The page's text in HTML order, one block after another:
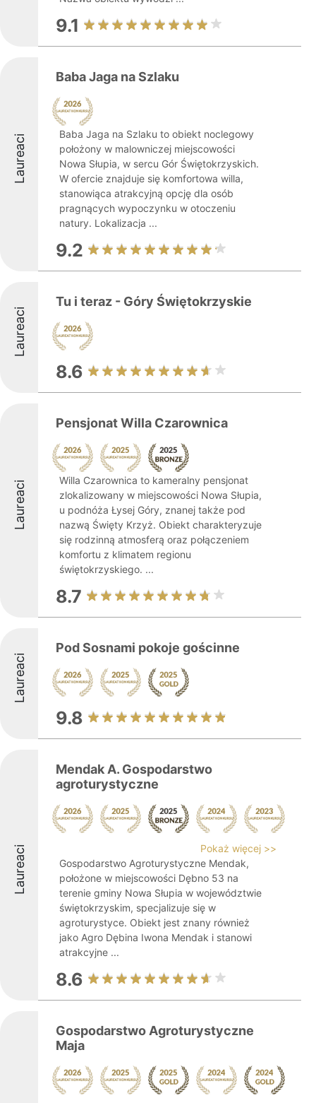
9.1
Laureaci
Baba Jaga na Szlaku
Baba Jaga na Szlaku to obiekt noclegowy
położony w malowniczej miejscowości
Nowa Słupia, w sercu Gór Świętokrzyskich.
W ofercie znajduje się komfortowa willa,
stanowiąca atrakcyjną opcję dla osób
pragnących wypoczynku w otoczeniu
natury. Lokalizacja ...
9.2
Laureaci
Tu i teraz - Góry Świętokrzyskie
8.6
Laureaci
Pensjonat Willa Czarownica
Willa Czarownica to kameralny pensjonat
zlokalizowany w miejscowości Nowa Słupia,
u podnóża Łysej Góry, znanej także pod
nazwą Święty Krzyż. Obiekt charakteryzuje
się rodzinną atmosferą oraz połączeniem
komfortu z klimatem regionu
świętokrzyskiego. ...
8.7
Laureaci
Pod Sosnami pokoje gościnne
9.8
Laureaci
Mendak A. Gospodarstwo
agroturystyczne
Pokaż więcej >>
Gospodarstwo Agroturystyczne Mendak,
położone w miejscowości Dębno 53 na
terenie gminy Nowa Słupia w województwie
świętokrzyskim, specjalizuje się w
agroturystyce. Obiekt jest znany również
jako Agro Dębina Iwona Mendak i stanowi
atrakcyjne ...
8.6
Gospodarstwo Agroturystyczne
Maja